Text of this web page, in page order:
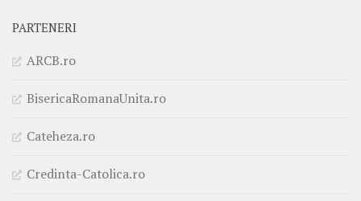
PARTENERI
ARCB.ro
BisericaRomanaUnita.ro
Cateheza.ro
Credinta-Catolica.ro